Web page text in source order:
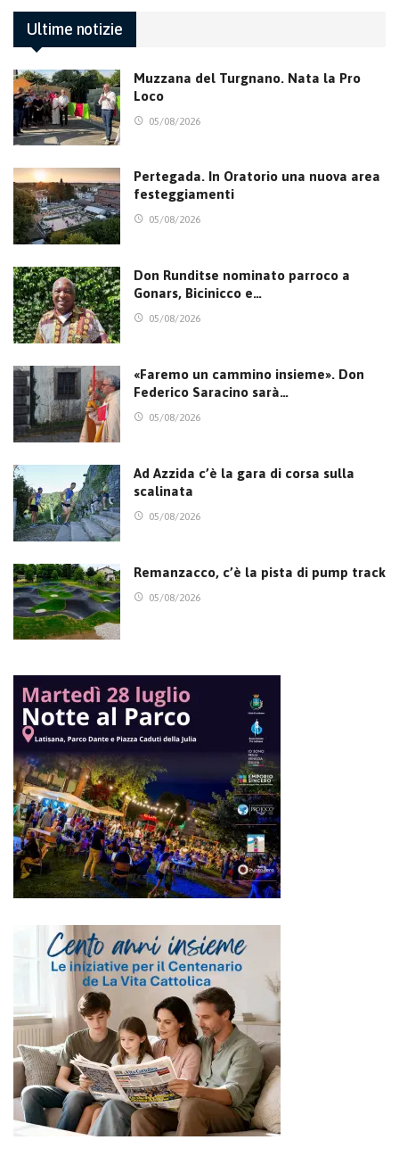
Ultime notizie
Muzzana del Turgnano. Nata la Pro
Loco
05/08/2026
Pertegada. In Oratorio una nuova area
festeggiamenti
05/08/2026
Don Runditse nominato parroco a
Gonars, Bicinicco e…
05/08/2026
«Faremo un cammino insieme». Don
Federico Saracino sarà…
05/08/2026
Ad Azzida c’è la gara di corsa sulla
scalinata
05/08/2026
Remanzacco, c’è la pista di pump track
05/08/2026